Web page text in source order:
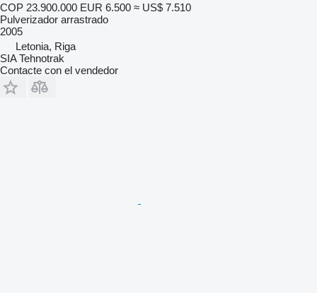
COP 23.900.000 EUR 6.500 ≈ US$ 7.510
Pulverizador arrastrado
2005
Letonia, Riga
SIA Tehnotrak
Contacte con el vendedor